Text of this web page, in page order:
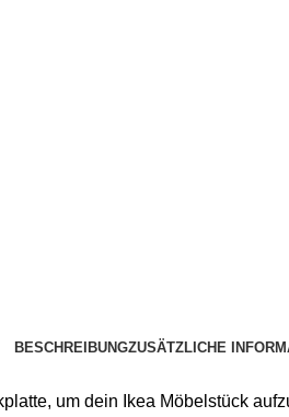
BESCHREIBUNGZUSÄTZLICHE
um dein Ikea Möbelstück